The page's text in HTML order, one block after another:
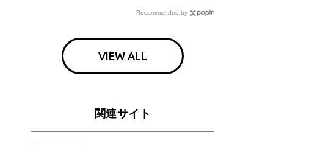
Recommended by
VIEW ALL
関連サイト